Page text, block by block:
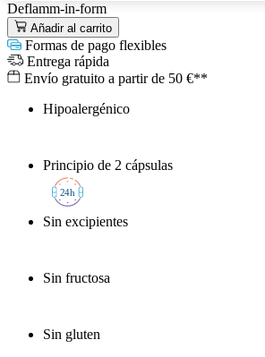
Deflamm-in-form
Añadir al carrito
Formas de pago flexibles
Entrega rápida
Envío gratuito a partir de 50 €**
Hipoalergénico
Principio de 2 cápsulas
24h
Sin excipientes
Sin fructosa
Sin gluten